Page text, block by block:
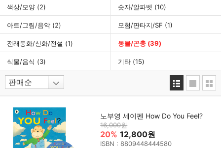
색상/모양 (2) 숫자/알파벳 (10)
아트/그림/음악 (2) 모험/판타지/SF (1)
전래동화/신화/전설 (1) 동물/곤충 (39)
식물/음식 (3) 기타 (15)
노부영 세이펜 How Do You Feel?
16,000원
20% 12,800원
ISBN : 8809448444580